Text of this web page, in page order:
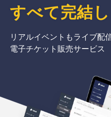
すべて完結
リアルイベントもライブ配
電子チケット販売サービス